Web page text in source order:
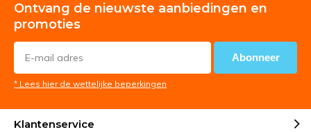
Ontvang de nieuwste aanbiedingen en
promoties
Abonneer
* Lees hier de wettelijke beperkingen
Klantenservice